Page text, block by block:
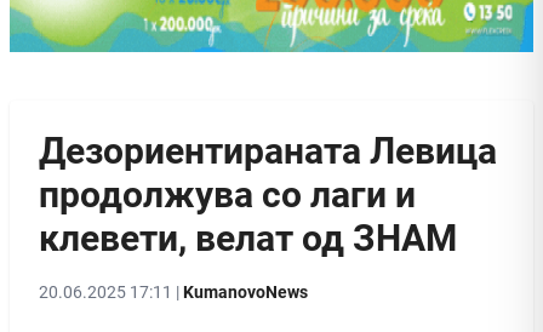
Дезориентираната Левица
продолжува со лаги и
клевети, велат од ЗНАМ
20.06.2025 17:11 |KumanovoNews